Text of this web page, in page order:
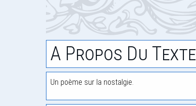
A Propos Du Texte
Un poème sur la nostalgie.